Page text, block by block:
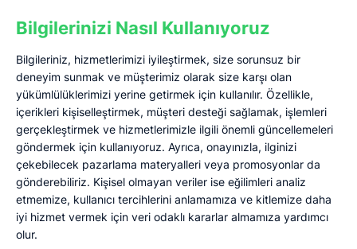
Bilgilerinizi Nasıl Kullanıyoruz
Bilgileriniz, hizmetlerimizi iyileştirmek, size sorunsuz bir
deneyim sunmak ve müşterimiz olarak size karşı olan
yükümlülüklerimizi yerine getirmek için kullanılır. Özellikle,
içerikleri kişiselleştirmek, müşteri desteği sağlamak, işlemleri
gerçekleştirmek ve hizmetlerimizle ilgili önemli güncellemeleri
göndermek için kullanıyoruz. Ayrıca, onayınızla, ilginizi
çekebilecek pazarlama materyalleri veya promosyonlar da
gönderebiliriz. Kişisel olmayan veriler ise eğilimleri analiz
etmemize, kullanıcı tercihlerini anlamamıza ve kitlemize daha
iyi hizmet vermek için veri odaklı kararlar almamıza yardımcı
olur.